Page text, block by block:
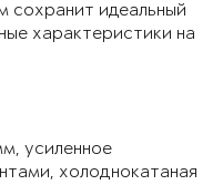
сохранит идеальный
характеристики на
усиленное
холоднокатаная